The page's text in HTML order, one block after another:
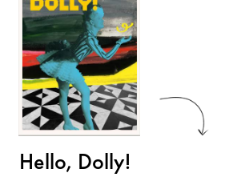
Hello, Dolly!